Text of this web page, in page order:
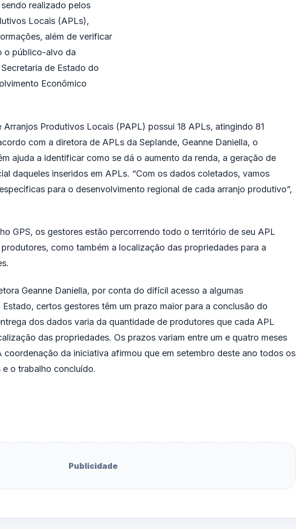
realizado pelos
Locais (APLs),
além de verificar
o público-alvo da
de Estado do
Econômico
Produtivos Locais (PAPL) possui 18 APLs, atingindo 81
com a diretora de APLs da Seplande, Geanne Daniella, o
ajuda a identificar como se dá o aumento da renda, a geração de
daqueles inseridos em APLs. “Com os dados coletados, vamos
para o desenvolvimento regional de cada arranjo produtivo”,
GPS, os gestores estão percorrendo todo o território de seu APL
como também a localização das propriedades para a
Geanne Daniella, por conta do difícil acesso a algumas
certos gestores têm um prazo maior para a conclusão do
dos dados varia da quantidade de produtores que cada APL
das propriedades. Os prazos variam entre um e quatro meses
coordenação da iniciativa afirmou que em setembro deste ano todos os
o trabalho concluído.
Publicidade